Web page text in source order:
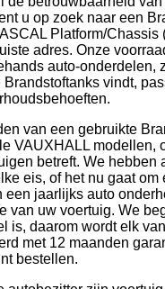
u op zoek naar een
Platform/Chassis
adres. Onze
auto-onderdelen,
Brandstoftanks vindt,
van een gebruikte
VAUXHALL modellen,
betreft. We hebben
eis, of het nu gaat om
een jaarlijks auto
van uw voertuig. We
is, daarom wordt elk
met 12 maanden
bestellen.